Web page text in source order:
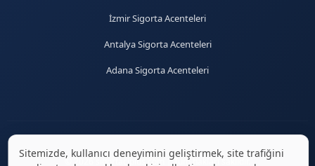
İzmir Sigorta Acenteleri
Antalya Sigorta Acenteleri
Adana Sigorta Acenteleri
© 2026 sigortaciplus.com | Tüm hakları saklıdır.
Sitemizde, kullanıcı deneyimini geliştirmek, site trafiğini